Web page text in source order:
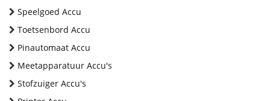
Speelgoed Accu
Toetsenbord Accu
Pinautomaat Accu
Meetapparatuur Accu's
Stofzuiger Accu's